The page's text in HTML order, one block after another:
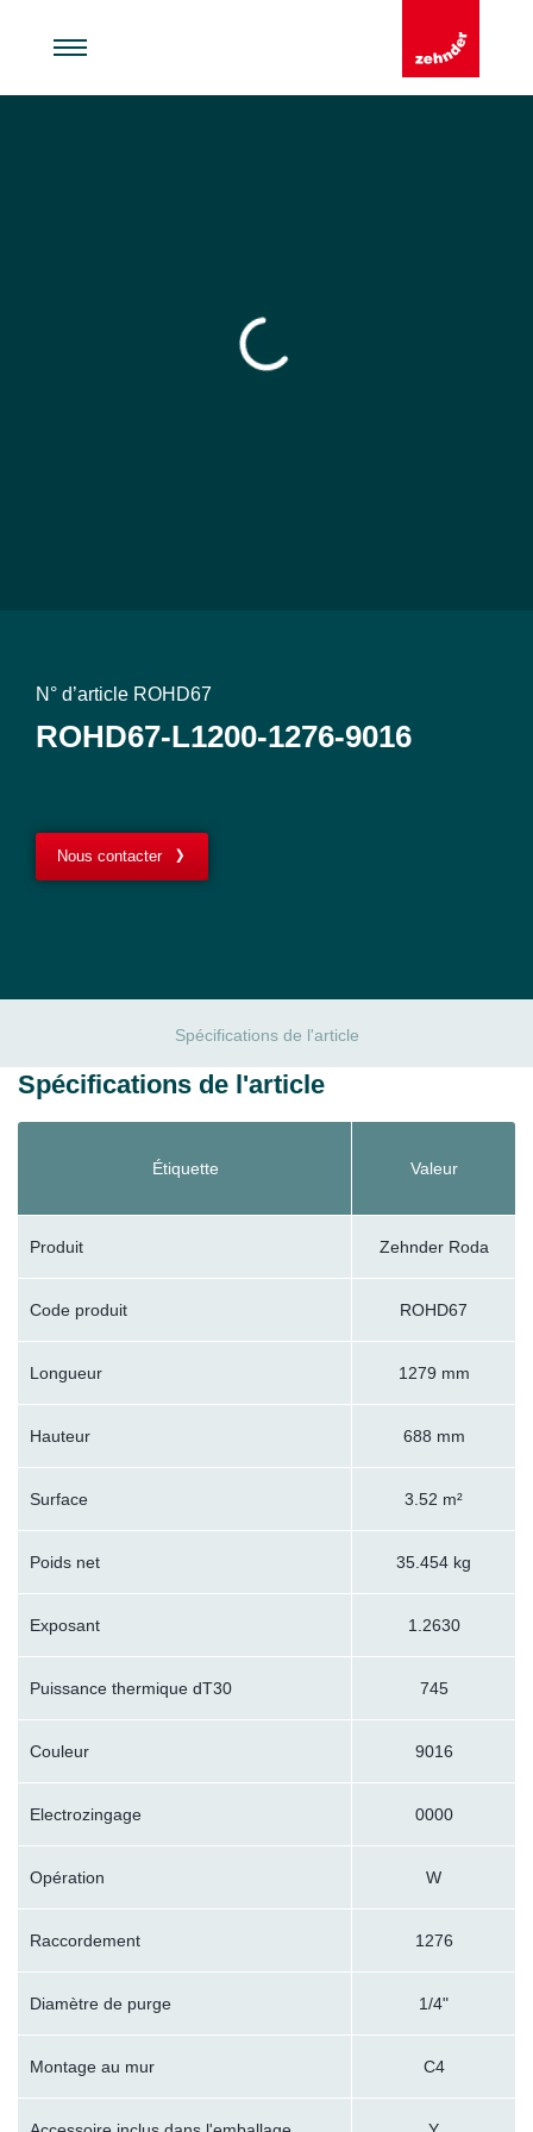
N° d’article ROHD67
ROHD67-L1200-1276-9016
Nous contacter
Spécifications de l'article
Spécifications de l'article
Étiquette Valeur
Produit Zehnder Roda
Code produit ROHD67
Longueur 1279 mm
Hauteur 688 mm
Surface 3.52 m²
Poids net 35.454 kg
Exposant 1.2630
Puissance thermique dT30 745
Couleur 9016
Electrozingage 0000
Opération W
Raccordement 1276
Diamètre de purge 1/4"
Montage au mur C4